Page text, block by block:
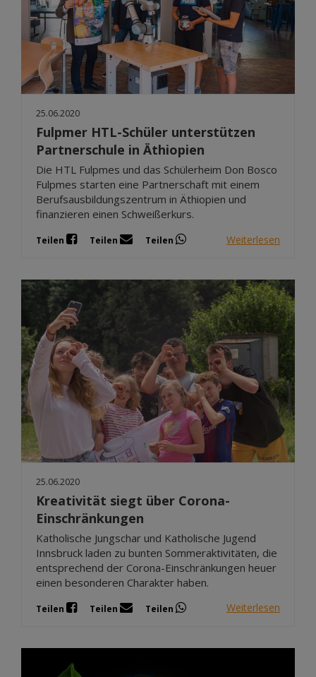
25.06.2020
Fulpmer HTL-Schüler unterstützen
Partnerschule in Äthiopien
Die HTL Fulpmes und das Schülerheim Don Bosco
Fulpmes starten eine Partnerschaft mit einem
Berufsausbildungszentrum in Äthiopien und
finanzieren einen Schweißerkurs.
Teilen Teilen Teilen Weiterlesen
25.06.2020
Kreativität siegt über Corona-
Einschränkungen
Katholische Jungschar und Katholische Jugend
Innsbruck laden zu bunten Sommeraktivitäten, die
entsprechend der Corona-Einschränkungen heuer
einen besonderen Charakter haben.
Teilen Teilen Teilen Weiterlesen